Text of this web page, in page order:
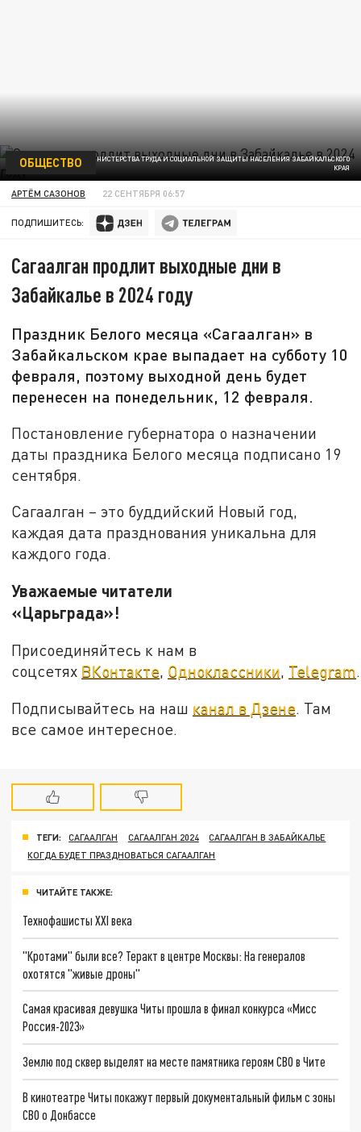
ФОТО ПРЕСС-СЛУЖБЫ МИНИСТЕРСТВА ТРУДА И СОЦИАЛЬНОЙ ЗАЩИТЫ НАСЕЛЕНИЯ ЗАБАЙКАЛЬСКОГО
КРАЯ
ОБЩЕСТВО
АРТЁМ САЗОНОВ 22 СЕНТЯБРЯ 06:57
ПОДПИШИТЕСЬ:
Сагаалган продлит выходные дни в
Забайкалье в 2024 году
Праздник Белого месяца «Сагаалган» в
Забайкальском крае выпадает на субботу 10
февраля, поэтому выходной день будет
перенесен на понедельник, 12 февраля.
Постановление губернатора о назначении
даты праздника Белого месяца подписано 19
сентября.
Сагаалган – это буддийский Новый год,
каждая дата празднования уникальна для
каждого года.
Уважаемые читатели
«Царьграда»!
Присоединяйтесь к нам в
соцсетях ВКонтакте, Одноклассники, Telegram.
Подписывайтесь на наш канал в Дзене . Там
все самое интересное.
ТЕГИ: САГААЛГАН САГААЛГАН 2024
САГААЛГАН В ЗАБАЙКАЛЬЕ
КОГДА БУДЕТ ПРАЗДНОВАТЬСЯ САГААЛГАН
ЧИТАЙТЕ ТАКЖЕ:
Технофашисты XXI века
"Кротами" были все? Теракт в центре Москвы: На генералов
охотятся "живые дроны"
Самая красивая девушка Читы прошла в финал конкурса «Мисс
Россия-2023»
Землю под сквер выделят на месте памятника героям СВО в Чите
В кинотеатре Читы покажут первый документальный фильм с зоны
СВО о Донбассе